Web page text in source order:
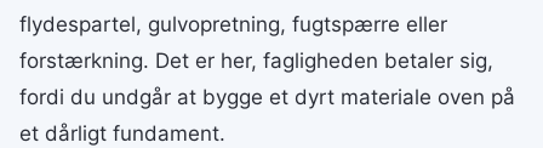
flydespartel, gulvopretning, fugtspærre eller
forstærkning. Det er her, fagligheden betaler sig,
fordi du undgår at bygge et dyrt materiale oven på
et dårligt fundament.